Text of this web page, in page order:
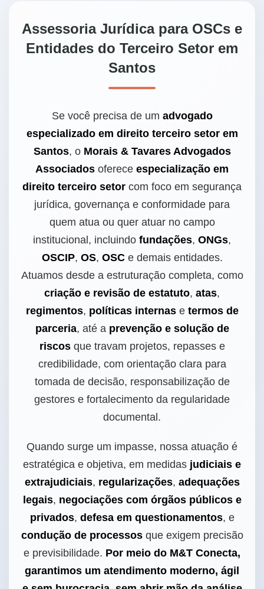
Assessoria Jurídica para OSCs e
Entidades do Terceiro Setor em
Santos
Se você precisa de um advogado
especializado em direito terceiro setor em
Santos, o Morais & Tavares Advogados
Associados oferece especialização em
direito terceiro setor com foco em segurança
jurídica, governança e conformidade para
quem atua ou quer atuar no campo
institucional, incluindo fundações, ONGs,
OSCIP, OS, OSCe demais entidades.
Atuamos desde a estruturação completa, como
criação e revisão de estatuto, atas,
regimentos, políticas internase termos de
parceria, até a prevenção e solução de
riscosque travam projetos, repasses e
credibilidade, com orientação clara para
tomada de decisão, responsabilização de
gestores e fortalecimento da regularidade
documental.
Quando surge um impasse, nossa atuação é
estratégica e objetiva, em medidas judiciais e
extrajudiciais, regularizações, adequações
legais, negociações com órgãos públicos e
privados, defesa em questionamentos, e
condução de processosque exigem precisão
e previsibilidade. Por meio do M&T Conecta,
garantimos um atendimento moderno, ágil